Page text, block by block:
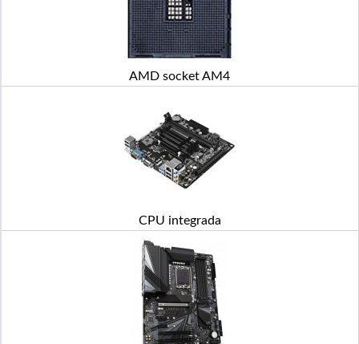
AMD socket AM4
CPU integrada